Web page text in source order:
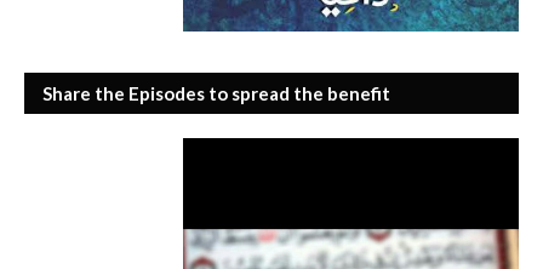
Share the Episodes to spread the benefit